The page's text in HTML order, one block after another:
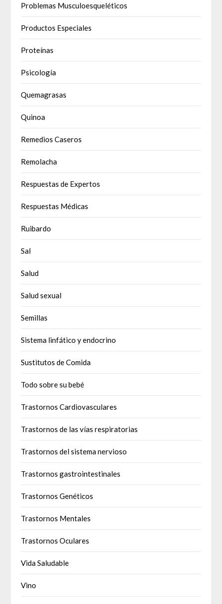
Problemas Musculoesqueléticos
Productos Especiales
Proteínas
Psicología
Quemagrasas
Quinoa
Remedios Caseros
Remolacha
Respuestas de Expertos
Respuestas Médicas
Ruibardo
Sal
Salud
Salud sexual
Semillas
Sistema linfático y endocrino
Sustitutos de Comida
Todo sobre su bebé
Trastornos Cardiovasculares
Trastornos de las vías respiratorias
Trastornos del sistema nervioso
Trastornos gastrointestinales
Trastornos Genéticos
Trastornos Mentales
Trastornos Oculares
Vida Saludable
Vino